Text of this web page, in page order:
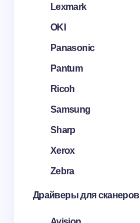
Lexmark
OKI
Panasonic
Pantum
Ricoh
Samsung
Sharp
Xerox
Zebra
Драйверы для сканеров